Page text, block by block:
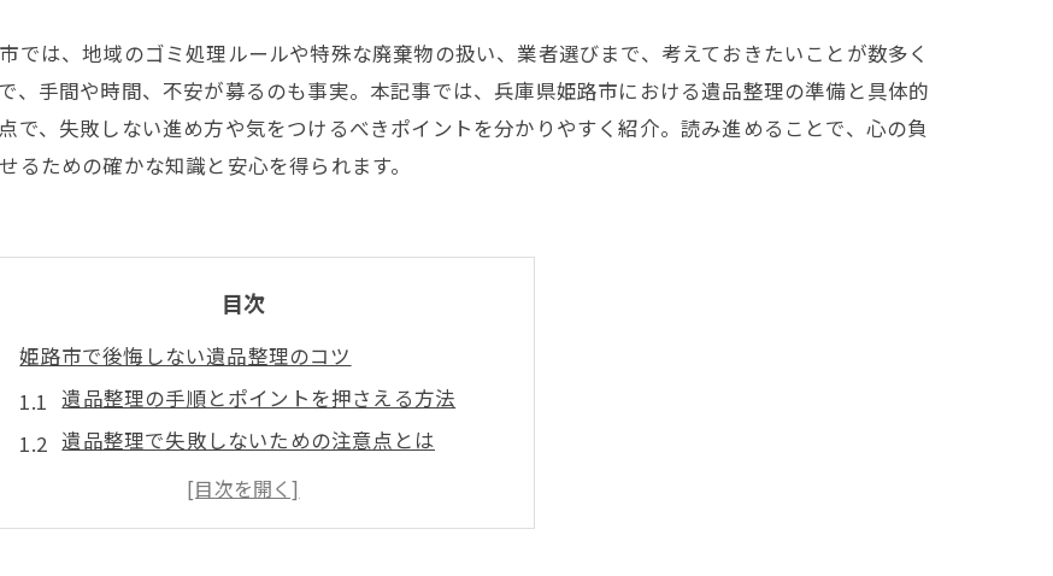
では、地域のゴミ処理ルールや特殊な廃棄物の扱い、業者選びまで、考えておきたいことが数多く
、手間や時間、不安が募るのも事実。本記事では、兵庫県姫路市における遺品整理の準備と具体的
で、失敗しない進め方や気をつけるべきポイントを分かりやすく紹介。読み進めることで、心の負
ための確かな知識と安心を得られます。
目次
姫路市で後悔しない遺品整理のコツ
遺品整理の手順とポイントを押さえる方法
遺品整理で失敗しないための注意点とは
姫路市の遺品整理で大切な準備事項
遺品整理で後悔しない分別ルールの基本